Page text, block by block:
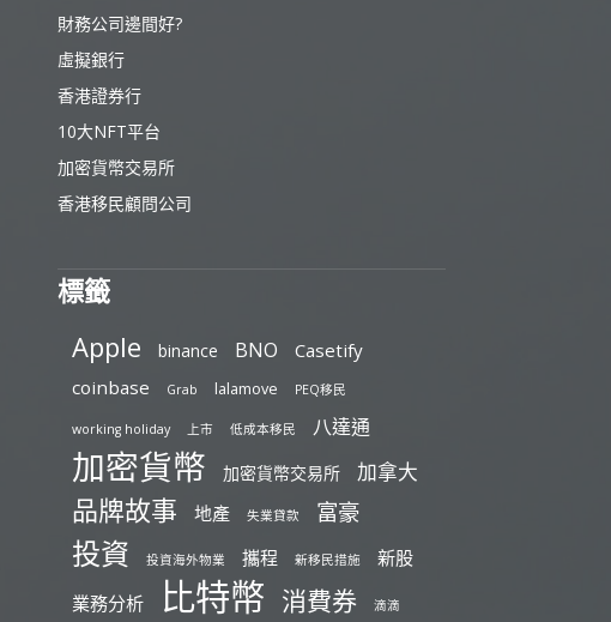
財務公司邊間好?
虛擬銀行
香港證券行
10大NFT平台
加密貨幣交易所
香港移民顧問公司
標籤
Apple binance BNO
Casetify
coinbase
Grab lalamove PEQ移民
working holiday 上市 低成本移民 八達通
加密貨幣 加密貨幣交易所 加拿大
品牌故事 地產 失業貸款 富豪
投資 投資海外物業 攜程 新移民措施
新股
業務分析
比特幣 消費券 滴滴